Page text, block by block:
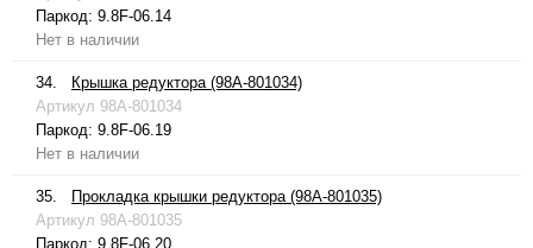
Паркод: 9.8F-06.14
Нет в наличии
34.
Крышка редуктора (98A-801034)
Артикул 98A-801034
Паркод: 9.8F-06.19
Нет в наличии
35.
Прокладка крышки редуктора (98A-801035)
Артикул 98A-801035
Паркод: 9.8F-06.20